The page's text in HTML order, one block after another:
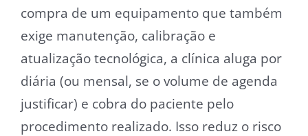
compra de um equipamento que também
exige manutenção, calibração e
atualização tecnológica, a clínica aluga por
diária (ou mensal, se o volume de agenda
justificar) e cobra do paciente pelo
procedimento realizado. Isso reduz o risco